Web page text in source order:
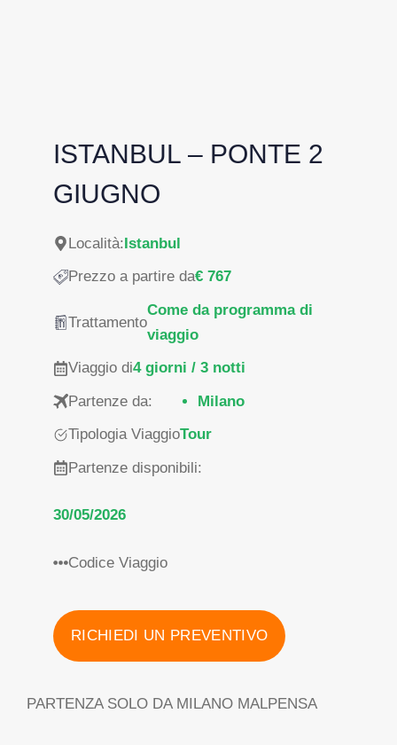
ISTANBUL – PONTE 2
GIUGNO
Località:Istanbul
Prezzo a partire da€ 767
Trattamento
Come da programma di
viaggio
Viaggio di4 giorni / 3 notti
Partenze da:
Milano
Tipologia ViaggioTour
Partenze disponibili:
30/05/2026
Codice Viaggio
RICHIEDI UN PREVENTIVO
PARTENZA SOLO DA MILANO MALPENSA